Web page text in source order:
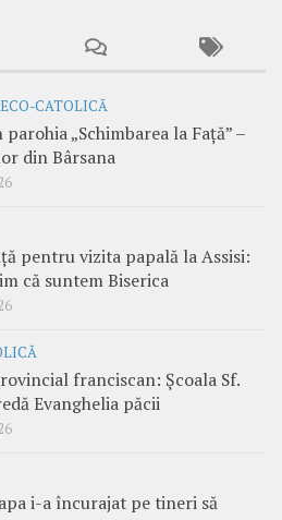
CATOLICĂ
parohia „Schimbarea la Față” –
din Bârsana
pentru vizita papală la Assisi:
că suntem Biserica
franciscan: Școala Sf.
Evanghelia păcii
i-a încurajat pe tineri să